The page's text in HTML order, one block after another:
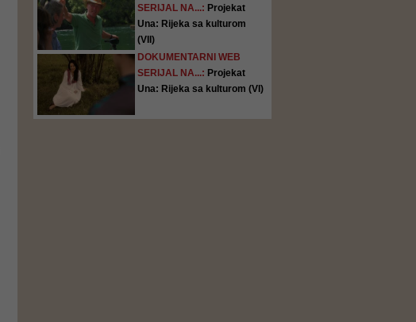
SERIJAL NA...: Projekat
Una: Rijeka sa kulturom
(VII)
DOKUMENTARNI WEB
SERIJAL NA...: Projekat
Una: Rijeka sa kulturom (VI)